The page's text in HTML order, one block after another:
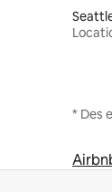
* Des